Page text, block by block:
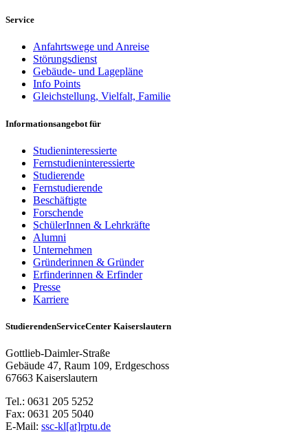
Service
Anfahrtswege und Anreise
Störungsdienst
Gebäude- und Lagepläne
Info Points
Gleichstellung, Vielfalt, Familie
Informationsangebot für
Studieninteressierte
Fernstudieninteressierte
Studierende
Fernstudierende
Beschäftigte
Forschende
SchülerInnen & Lehrkräfte
Alumni
Unternehmen
Gründerinnen & Gründer
Erfinderinnen & Erfinder
Presse
Karriere
StudierendenServiceCenter Kaiserslautern
Gottlieb-Daimler-Straße
Gebäude 47, Raum 109, Erdgeschoss
67663 Kaiserslautern
Tel.: 0631 205 5252
Fax: 0631 205 5040
E-Mail: ssc-kl[at]rptu.de